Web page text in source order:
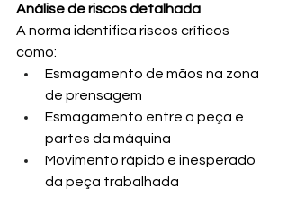
Análise de riscos detalhada
A norma identifica riscos críticos
como:
Esmagamento de mãos na zona
de prensagem
Esmagamento entre a peça e
partes da máquina
Movimento rápido e inesperado
da peça trabalhada